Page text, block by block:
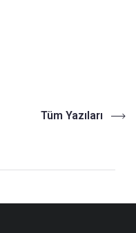
Tüm Yazıları